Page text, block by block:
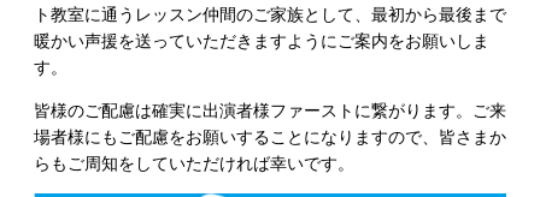
ト教室に通うレッスン仲間のご家族として、最初から最後まで
暖かい声援を送っていただきますようにご案内をお願いしま
す。
皆様のご配慮は確実に出演者様ファーストに繋がります。ご来
場者様にもご配慮をお願いすることになりますので、皆さまか
らもご周知をしていただければ幸いです。